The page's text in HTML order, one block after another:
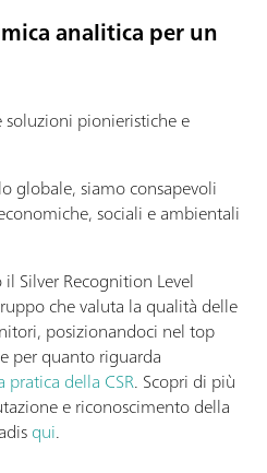
analitica per un
soluzioni pionieristiche e
globale, siamo consapevoli
sociali e ambientali
Silver Recognition Level
che valuta la qualità delle
posizionandoci nel top
per quanto riguarda
della CSR. Scopri di più
e riconoscimento della
qui.